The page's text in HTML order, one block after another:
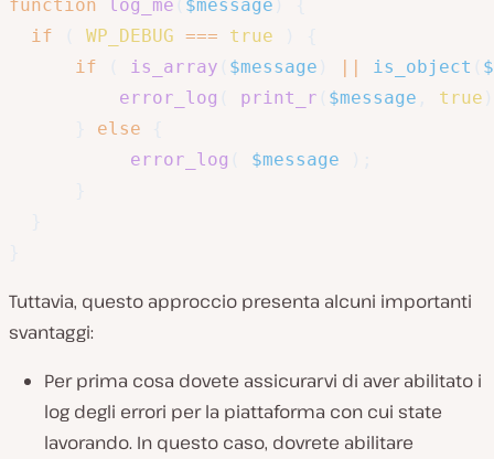
function log_me $message
if
WP_DEBUG === true
if
is_array $message || is_object
error_log
print_r $message true
else
error_log
$message
Tuttavia, questo approccio presenta alcuni importanti
svantaggi:
Per prima cosa dovete assicurarvi di aver abilitato i
log degli errori per la piattaforma con cui state
lavorando. In questo caso, dovrete abilitare